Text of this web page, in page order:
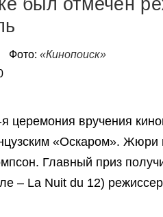
был отмечен
Фото: «Кинопоиск»
церемония вручения
«Оскаром». Жюри
Главный приз
– La Nuit du 12)